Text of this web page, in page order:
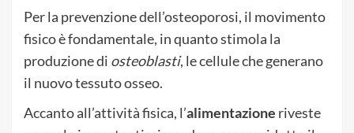
Per la prevenzione dell’osteoporosi, il movimento
fisico è fondamentale, in quanto stimola la
produzione di osteoblasti, le cellule che generano
il nuovo tessuto osseo.
Accanto all’attività fisica, l’alimentazione riveste